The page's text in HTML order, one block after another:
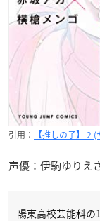
引用： 【推しの子】 2
声優：伊駒ゆりえ
陽東高校芸能科の